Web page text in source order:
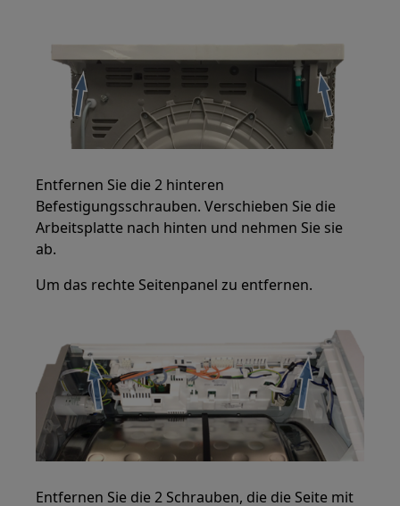
Entfernen Sie die 2 hinteren
Befestigungsschrauben. Verschieben Sie die
Arbeitsplatte nach hinten und nehmen Sie sie
ab.
Um das rechte Seitenpanel zu entfernen.
Entfernen Sie die 2 Schrauben, die die Seite mit